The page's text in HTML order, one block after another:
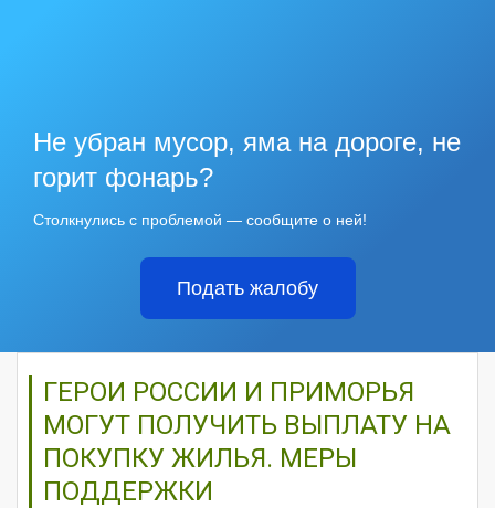
Не убран мусор, яма на дороге, не
горит фонарь?
Столкнулись с проблемой — сообщите о ней!
Подать жалобу
ГЕРОИ РОССИИ И ПРИМОРЬЯ
МОГУТ ПОЛУЧИТЬ ВЫПЛАТУ НА
ПОКУПКУ ЖИЛЬЯ. МЕРЫ
ПОДДЕРЖКИ